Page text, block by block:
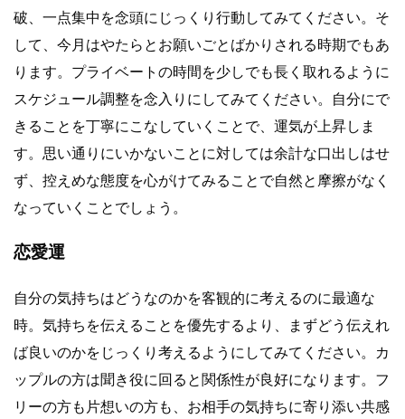
破、一点集中を念頭にじっくり行動してみてください。そ
して、今月はやたらとお願いごとばかりされる時期でもあ
ります。プライベートの時間を少しでも長く取れるように
スケジュール調整を念入りにしてみてください。自分にで
きることを丁寧にこなしていくことで、運気が上昇しま
す。思い通りにいかないことに対しては余計な口出しはせ
ず、控えめな態度を心がけてみることで自然と摩擦がなく
なっていくことでしょう。
恋愛運
自分の気持ちはどうなのかを客観的に考えるのに最適な
時。気持ちを伝えることを優先するより、まずどう伝えれ
ば良いのかをじっくり考えるようにしてみてください。カ
ップルの方は聞き役に回ると関係性が良好になります。フ
リーの方も片想いの方も、お相手の気持ちに寄り添い共感